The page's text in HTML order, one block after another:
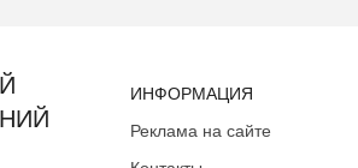
ИНФОРМАЦИЯ
Реклама на сайте